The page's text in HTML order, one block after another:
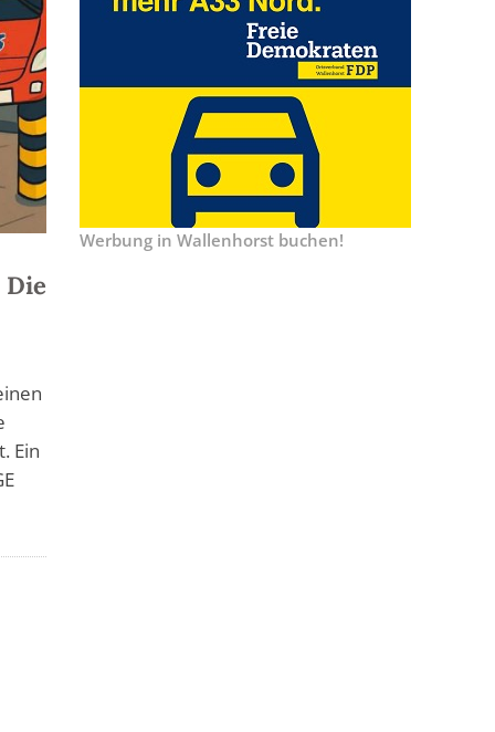
Ein
Werbung in Wallenhorst buchen!